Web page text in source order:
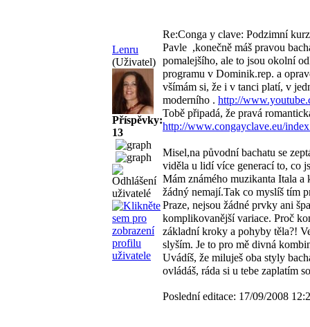
Lenru
(Uživatel)
Příspěvky:
13
Re:Conga y clave: Podzimní
Pavle ,konečně máš pravou
pomalejšího, ale to jsou okolní
programu v Dominik.rep. a
všímám si, že i v tanci platí, v
moderního . http://
Tobě připadá, že pravá
http://www.congayclave.eu/
Misel,na původní bachatu se
viděla u lidí více generací to, co
Mám známého muzikanta Itala
žádný nemají.Tak co myslíš tím
Praze, nejsou žádné prvky ani
komplikovanější variace. Proč
základní kroky a pohyby těla?!
slyším. Je to pro mě divná
Uvádíš, že miluješ oba styly
ovládáš, ráda si u tebe zaplatím
Poslední editace: 17/09/2008